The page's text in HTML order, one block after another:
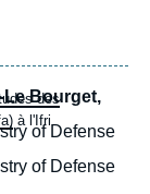
des
à l'Ifri
Le Bourget,
of Defense
of Defense